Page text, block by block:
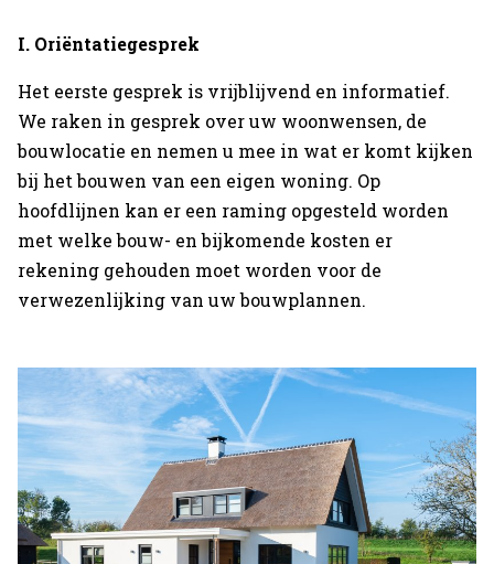
I. Oriëntatiegesprek
Het eerste gesprek is vrijblijvend en informatief.
We raken in gesprek over uw woonwensen, de
bouwlocatie en nemen u mee in wat er komt kijken
bij het bouwen van een eigen woning. Op
hoofdlijnen kan er een raming opgesteld worden
met welke bouw- en bijkomende kosten er
rekening gehouden moet worden voor de
verwezenlijking van uw bouwplannen.